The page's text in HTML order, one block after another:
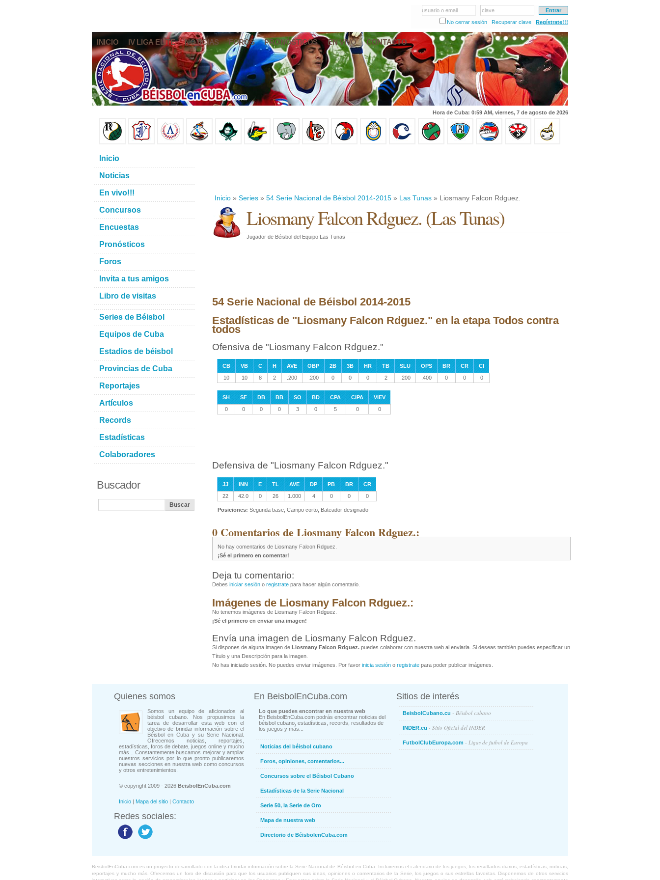
usuario o email
clave
No cerrar sesión
Recuperar clave Regístrate!!!
INICIO IV LIGA ELITE NOTICIAS FOROS PRONÓSTICOS EN VIVO CONTACTO
Hora de Cuba: 0:59 AM, viernes, 7 de agosto de 2026
Inicio » Series » 54 Serie Nacional de Béisbol 2014-2015 » Las Tunas » Liosmany Falcon Rdguez.
Liosmany Falcon Rdguez.(Las Tunas)
Jugador de Béisbol del Equipo Las Tunas
54 Serie Nacional de Béisbol 2014-2015
Estadísticas de "Liosmany Falcon Rdguez." en la etapa Todos contra
todos
Ofensiva de "Liosmany Falcon Rdguez."
CB VB C H AVE OBP 2B 3B HR TB SLU OPS BR CR
CI
10
10 8 2 .200 .200 0 0 0 2 .200 .400 0 0 0
SH SF DB BB SO BD CPA CIPA
VIEV
0
0 0 0 3 0 5 0 0
Defensiva de "Liosmany Falcon Rdguez."
JJ INN E TL AVE DP PB BR
CR
22
42.0 0 26 1.000 4 0 0 0
Posiciones: Segunda base, Campo corto, Bateador designado
0 Comentarios de Liosmany Falcon Rdguez.:
No hay comentarios de Liosmany Falcon Rdguez.
¡Sé el primero en comentar!
Deja tu comentario:
Debes iniciar sesión o registrate para hacer algún comentario.
Imágenes de Liosmany Falcon Rdguez.:
No tenemos imágenes de Liosmany Falcon Rdguez.
¡Sé el primero en enviar una imagen!
Envía una imagen de Liosmany Falcon Rdguez.
Si dispones de alguna imagen de Liosmany Falcon Rdguez. puedes colaborar con nuestra web al enviarla. Si deseas también puedes especificar un
Título y una Descripción para la imagen.
No has iniciado sesión. No puedes enviar imágenes. Por favor inicia sesión o registrate para poder publicar imágenes.
Inicio
Noticias
En vivo!!!
Concursos
Encuestas
Pronósticos
Foros
Invita a tus amigos
Libro de visitas
Series de Béisbol
Equipos de Cuba
Estadios de béisbol
Provincias de Cuba
Reportajes
Artículos
Records
Estadísticas
Colaboradores
Buscador
Quienes somos
Somos un equipo de aficionados al
béisbol cubano. Nos propusimos la
tarea de desarrollar esta web con el
objetivo de brindar información sobre el
Béisbol en Cuba y su Serie Nacional.
Ofrecemos noticias, reportajes,
estadísticas, foros de debate, juegos online y mucho
más... Constantemente buscamos mejorar y ampliar
nuestros servicios por lo que pronto publicaremos
nuevas secciones en nuestra web como concursos
y otros entretenimientos.
© copyright 2009 - 2026 BeisbolEnCuba.com
Inicio | Mapa del sitio | Contacto
Redes sociales:
En BeisbolEnCuba.com
Lo que puedes encontrar en nuestra web
En BeisbolEnCuba.com podrás encontrar noticias del
béisbol cubano, estadísticas, records, resultados de
los juegos y más...
Noticias del béisbol cubano
Foros, opiniones, comentarios...
Concursos sobre el Béisbol Cubano
Estadísticas de la Serie Nacional
Serie 50, la Serie de Oro
Mapa de nuestra web
Directorio de BéisbolenCuba.com
Sitios de interés
BeisbolCubano.cu - Béisbol cubano
INDER.cu - Sitio Oficial del INDER
FutbolClubEuropa.com - Ligas de futbol de Europa
BeisbolEnCuba.com es un proyecto desarrollado con la idea brindar información sobre la Serie Nacional de Béisbol en Cuba. Incluiremos el calendario de los juegos, los resultados diarios, estadísticas, noticias,
reportajes y mucho más. Ofrecemos un foro de discusión para que los usuarios publiquen sus ideas, opiniones o comentarios de la Serie, los juegos o sus estrellas favoritas. Disponemos de otros servicios